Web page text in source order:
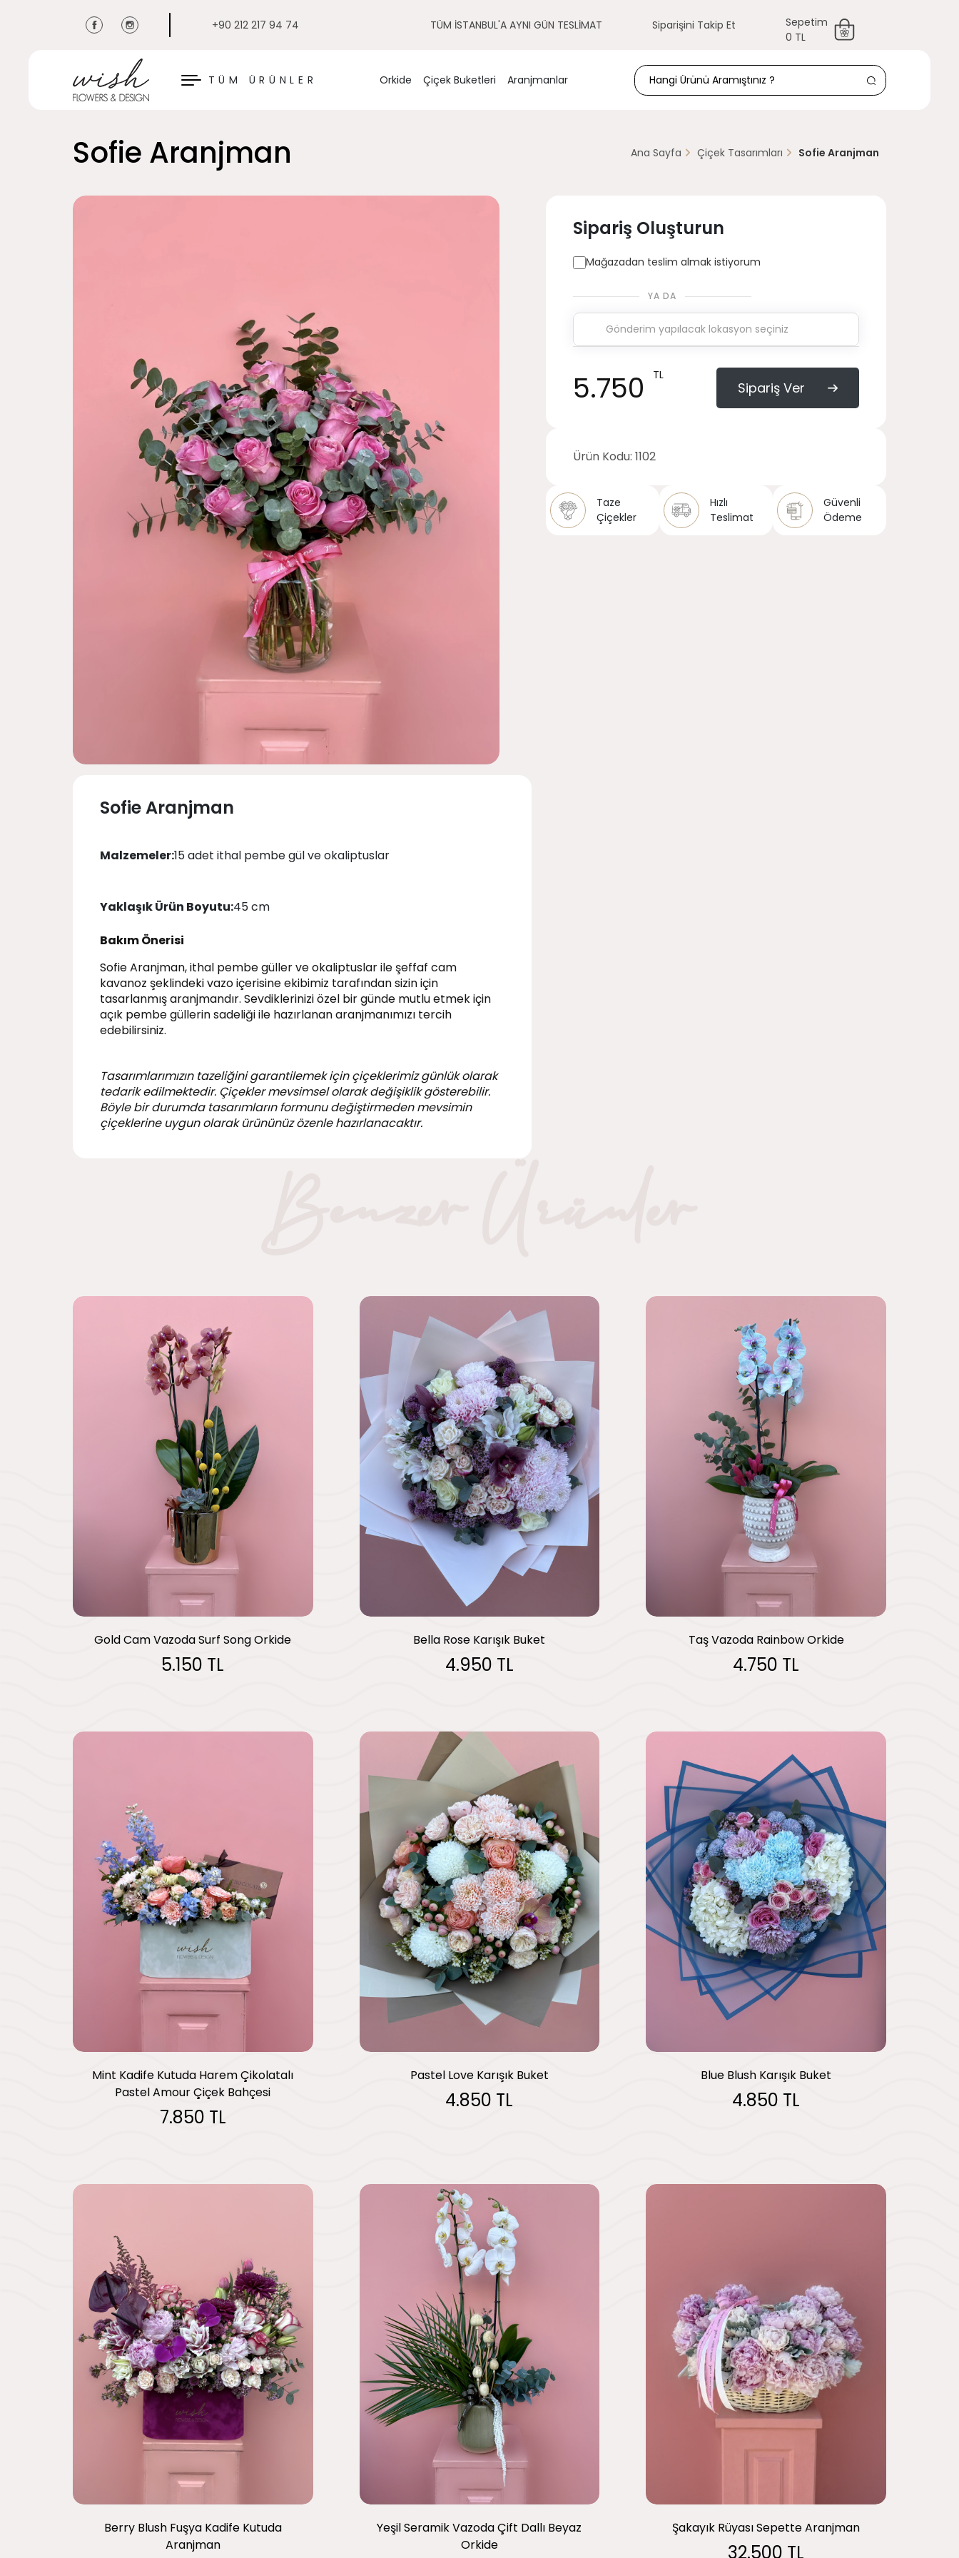
+90 212 217 94 74 TÜM İSTANBUL'A AYNI GÜN TESLİMAT Siparişini Takip Et
Sepetim
0 TL
TÜM ÜRÜNLER
KAPAT Orkide Çiçek Buketleri Aranjmanlar
Sofie Aranjman Ana Sayfa Çiçek Tasarımları Sofie Aranjman
Sofie Aranjman
Malzemeler:15 adet ithal pembe gül ve okaliptuslar
Yaklaşık Ürün Boyutu:45 cm
Bakım Önerisi
Sofie Aranjman, ithal pembe güller ve okaliptuslar ile şeffaf cam
kavanoz şeklindeki vazo içerisine ekibimiz tarafından sizin için
tasarlanmış aranjmandır. Sevdiklerinizi özel bir günde mutlu etmek için
açık pembe güllerin sadeliği ile hazırlanan aranjmanımızı tercih
edebilirsiniz.
Tasarımlarımızın tazeliğini garantilemek için çiçeklerimiz günlük olarak
tedarik edilmektedir. Çiçekler mevsimsel olarak değişiklik gösterebilir.
Böyle bir durumda tasarımların formunu değiştirmeden mevsimin
çiçeklerine uygun olarak ürününüz özenle hazırlanacaktır.
Sipariş Oluşturun
Mağazadan teslim almak istiyorum
YA DA
5.750 TL
Sipariş Ver
Ürün Kodu: 1102
Taze
Çiçekler
Hızlı
Teslimat
Güvenli
Ödeme
Gold Cam Vazoda Surf Song Orkide
5.150 TL
Bella Rose Karışık Buket
4.950 TL
Taş Vazoda Rainbow Orkide
4.750 TL
Mint Kadife Kutuda Harem Çikolatalı
Pastel Amour Çiçek Bahçesi
7.850 TL
Pastel Love Karışık Buket
4.850 TL
Blue Blush Karışık Buket
4.850 TL
Berry Blush Fuşya Kadife Kutuda
Aranjman
Yeşil Seramik Vazoda Çift Dallı Beyaz
Orkide
Şakayık Rüyası Sepette Aranjman
32.500 TL